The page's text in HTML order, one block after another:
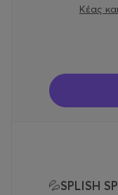
Κέας
💦SPLISH